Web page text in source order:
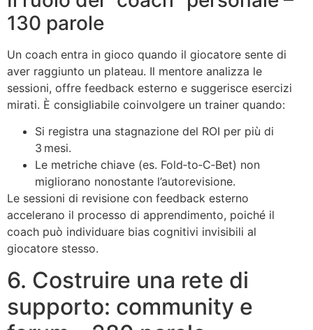
130 parole
Un coach entra in gioco quando il giocatore sente di
aver raggiunto un plateau. Il mentore analizza le
sessioni, offre feedback esterno e suggerisce esercizi
mirati. È consigliabile coinvolgere un trainer quando:
Si registra una stagnazione del ROI per più di
3 mesi.
Le metriche chiave (es. Fold‑to‑C‑Bet) non
migliorano nonostante l’autorevisione.
Le sessioni di revisione con feedback esterno
accelerano il processo di apprendimento, poiché il
coach può individuare bias cognitivi invisibili al
giocatore stesso.
6. Costruire una rete di
supporto: community e